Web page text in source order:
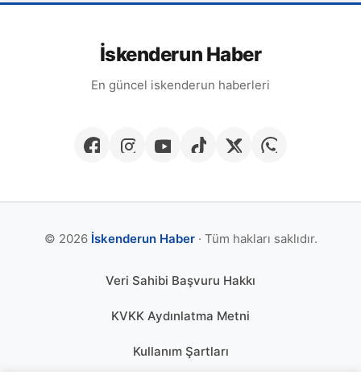
İskenderun Haber
En güncel iskenderun haberleri
© 2026 İskenderun Haber· Tüm hakları saklıdır.
Veri Sahibi Başvuru Hakkı
KVKK Aydınlatma Metni
Kullanım Şartları